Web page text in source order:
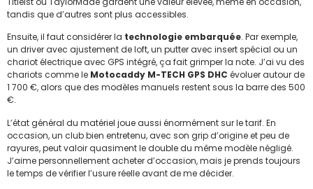
tandis que d’autres sont plus accessibles.
Ensuite, il faut considérer la technologie embarquée. Par exemple,
un driver avec ajustement de loft, un putter avec insert spécial ou un
chariot électrique avec GPS intégré, ça fait grimper la note. J’ai vu des
chariots comme le Motocaddy M-TECH GPS DHC évoluer autour de
1 700 €, alors que des modèles manuels restent sous la barre des 500
€.
L’état général du matériel joue aussi énormément sur le tarif. En
occasion, un club bien entretenu, avec son grip d’origine et peu de
rayures, peut valoir quasiment le double du même modèle négligé.
J’aime personnellement acheter d’occasion, mais je prends toujours
le temps de vérifier l’usure réelle avant de me décider.